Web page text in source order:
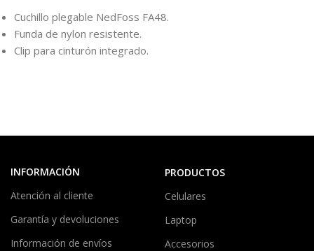
Cuchillo plegable NedFoss FA48.
Funda de nylon resistente.
Clip para cinturón integrado.
INFORMACIÓN
Atención al cliente
Garantía y devoluciones
Información de envíos
PRODUCTOS
Celulares
Laptop
Accesorios